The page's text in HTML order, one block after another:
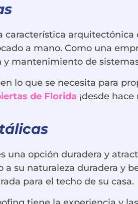
característica
a mano. Como una
y mantenimiento de
lo que se necesita para
de Florida ¡desde
una opción duradera y
a su naturaleza duradera y
para el techo de su casa.